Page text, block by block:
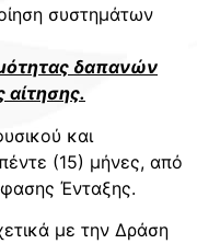
συστημάτων
δαπανών
αίτησης.
και
(15) μήνες, από
Ένταξης.
με την Δράση